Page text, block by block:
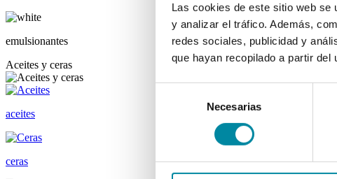
Las cookies de este sitio web se
y analizar el tráfico. Además,
redes sociales, publicidad y
que hayan recopilado a partir
consentimiento
Necesarias
emulsionantes
Aceites y ceras
aceites
ceras